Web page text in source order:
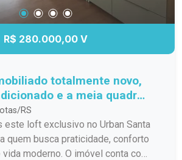
R$ 280.000,00 V
totalmente novo,
e a meia quadra
RS
este loft exclusivo no Urban Santa
quem busca praticidade, conforto
moderno. O imóvel conta com